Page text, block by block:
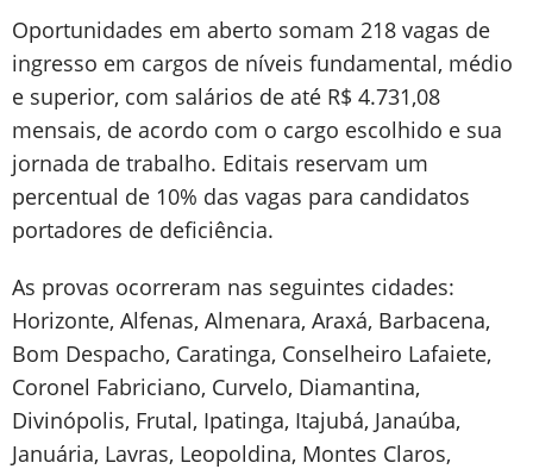
Oportunidades em aberto somam 218 vagas de
ingresso em cargos de níveis fundamental, médio
e superior, com salários de até R$ 4.731,08
mensais, de acordo com o cargo escolhido e sua
jornada de trabalho. Editais reservam um
percentual de 10% das vagas para candidatos
portadores de deficiência.
As provas ocorreram nas seguintes cidades:
Horizonte, Alfenas, Almenara, Araxá, Barbacena,
Bom Despacho, Caratinga, Conselheiro Lafaiete,
Coronel Fabriciano, Curvelo, Diamantina,
Divinópolis, Frutal, Ipatinga, Itajubá, Janaúba,
Januária, Lavras, Leopoldina, Montes Claros,